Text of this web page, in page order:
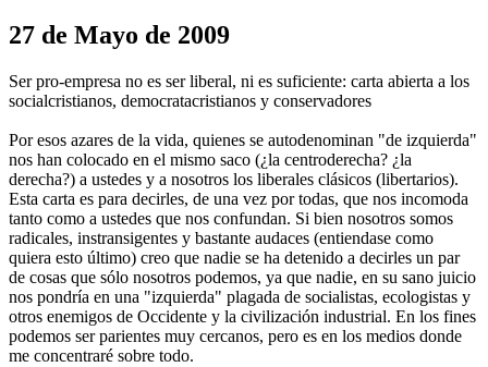
27 de Mayo de 2009
Ser pro-empresa no es ser liberal, ni es suficiente: carta abierta a los
socialcristianos, democratacristianos y conservadores
Por esos azares de la vida, quienes se autodenominan "de izquierda"
nos han colocado en el mismo saco (¿la centroderecha? ¿la
derecha?) a ustedes y a nosotros los liberales clásicos (libertarios).
Esta carta es para decirles, de una vez por todas, que nos incomoda
tanto como a ustedes que nos confundan. Si bien nosotros somos
radicales, instransigentes y bastante audaces (entiendase como
quiera esto último) creo que nadie se ha detenido a decirles un par
de cosas que sólo nosotros podemos, ya que nadie, en su sano juicio
nos pondría en una "izquierda" plagada de socialistas, ecologistas y
otros enemigos de Occidente y la civilización industrial. En los fines
podemos ser parientes muy cercanos, pero es en los medios donde
me concentraré sobre todo.